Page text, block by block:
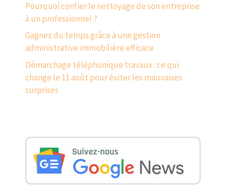
Pourquoi confier le nettoyage de son entreprise
à un professionnel ?
Gagnez du temps grâce à une gestion
administrative immobilière efficace
Démarchage téléphonique travaux : ce qui
change le 11 août pour éviter les mauvaises
surprises